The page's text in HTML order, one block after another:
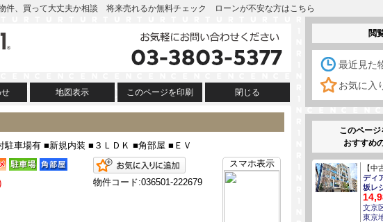
件、買って大丈夫か相談 将来売れるか無料チェック ローンが不安な方はこちら
地図表示 このページを印刷 閉じる
車場有 ■新規内装 ■３ＬＤＫ ■角部屋 ■ＥＶ
スマホ表示
お気に入りに追加
物件コード:036501-222679
閲
最近見た
お気に入
このペー
おすすめ
【中
ディ
坂レ
文京
東京